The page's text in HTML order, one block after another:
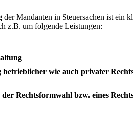
der Mandanten in Steuersachen ist ein
z.B. um folgende Leistungen:
wie auch privater
Rechtsformwahl bzw. eines